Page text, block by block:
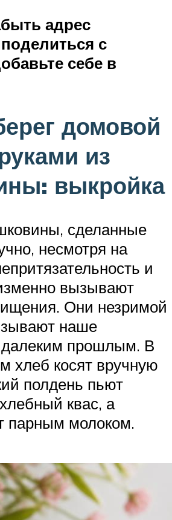
адрес
с
себе в
домовой
из
выкройка
сделанные
несмотря на
и
вызывают
Они незримой
наше
далеким прошлым. В
хлеб косят вручную
полдень пьют
квас, а
парным молоком.